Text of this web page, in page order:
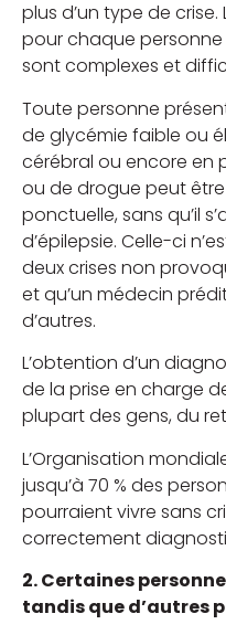
plus d’un type de
pour chaque
sont complexes et
Toute personne
de glycémie faible ou
cérébral ou encore en
ou de drogue peut
ponctuelle, sans qu’il
d’épilepsie. Celle-ci
deux crises non
et qu’un médecin
d’autres.
L’obtention d’un
de la prise en charge
plupart des gens, du
L’Organisation
jusqu’à 70 % des
pourraient vivre sans
correctement
2. Certaines
tandis que d’autres